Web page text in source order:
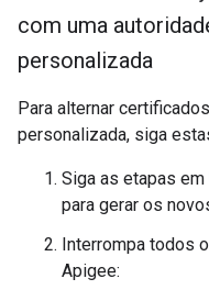
com uma
personalizada
Para alternar
personalizada, siga
Siga as etapas em
para gerar os
Interrompa todos
Apigee: